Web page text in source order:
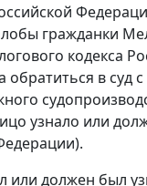
гражданки
кодекса
обратиться в суд
узнало или
должен был